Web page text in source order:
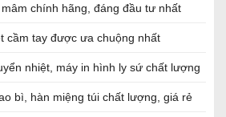
chính hãng, đáng đầu tư nhất
cầm tay được ưa chuộng nhất
nhiệt, máy in hình ly sứ chất lượng
bì, hàn miệng túi chất lượng, giá rẻ